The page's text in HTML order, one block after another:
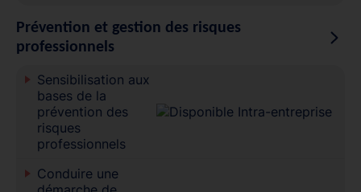
Prévention et gestion des risques
professionnels
Sensibilisation aux
bases de la
prévention des
risques
professionnels
Conduire une